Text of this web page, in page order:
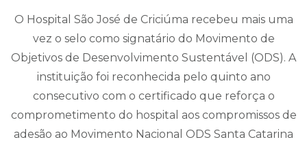
O Hospital São José de Criciúma recebeu mais uma
vez o selo como signatário do Movimento de
Objetivos de Desenvolvimento Sustentável (ODS). A
instituição foi reconhecida pelo quinto ano
consecutivo com o certificado que reforça o
comprometimento do hospital aos compromissos de
adesão ao Movimento Nacional ODS Santa Catarina